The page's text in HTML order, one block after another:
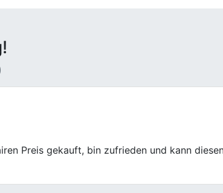
gekauft. Die Online-Bewertung war super
Abwicklung. Ich bin total happy mit dem